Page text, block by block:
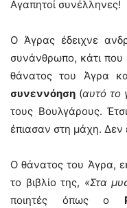
Αγαπητοί συνέλληνες!
Ο Άγρας έδειχνε
συνάνθρωπο, κάτι που
θάνατος του Άγρα
συνεννόηση (αυτό το
τους Βουλγάρους.
έπιασαν στη μάχη. Δεν
Ο θάνατος του Άγρα,
το βιβλίο της, «Στα
ποιητές όπως ο